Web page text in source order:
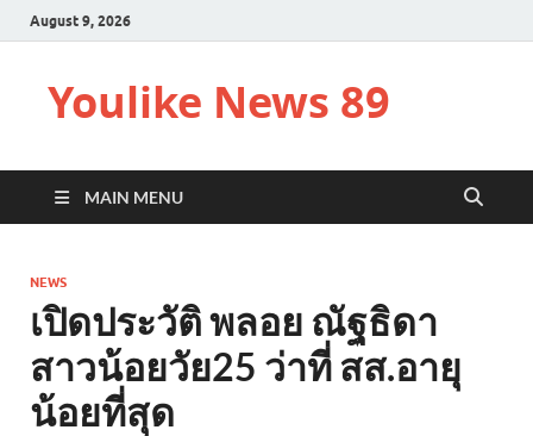
August 9, 2026
Youlike News 89
MAIN MENU
NEWS
เปิดประวัติ พลอย ณัฐธิดา
สาวน้อยวัย25 ว่าที่ สส.อายุ
น้อยที่สุด